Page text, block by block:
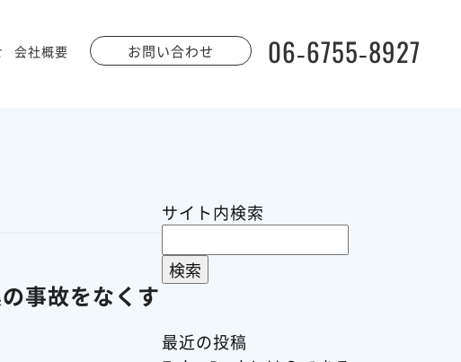
会社概要 お問い合わせ 06-6755-8927
事故をなくす
サイト内検索
索:
最近の投稿